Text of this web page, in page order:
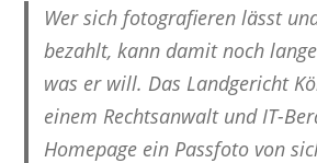
Wer sich fotografieren lässt
bezahlt, kann damit noch
was er will. Das Landgericht
einem Rechtsanwalt und IT-
Homepage ein Passfoto von